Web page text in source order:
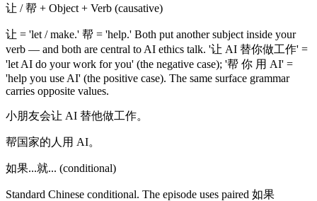
让 / 帮 + Object + Verb (causative)
让 = 'let / make.' 帮 = 'help.' Both put another subject inside your
verb — and both are central to AI ethics talk. '让 AI 替你做工作' =
'let AI do your work for you' (the negative case); '帮 你 用 AI' =
'help you use AI' (the positive case). The same surface grammar
carries opposite values.
小朋友会让 AI 替他做工作。
帮国家的人用 AI。
如果...就... (conditional)
Standard Chinese conditional. The episode uses paired 如果